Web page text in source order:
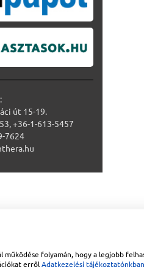
út 15-19.
+36-1-613-5457
7624
|Impresszum
működése folyamán, hogy a legjobb
errőlAdatkezelési tájékoztatónkban